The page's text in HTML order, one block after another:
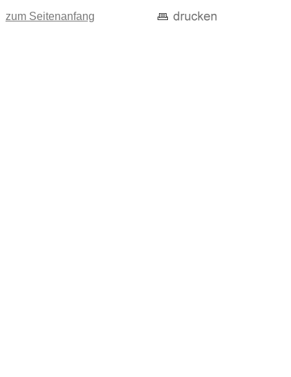
zum Seitenanfang